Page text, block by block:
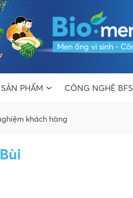
SẢN PHẨM CÔNG NGHỆ BFS
khách hàng